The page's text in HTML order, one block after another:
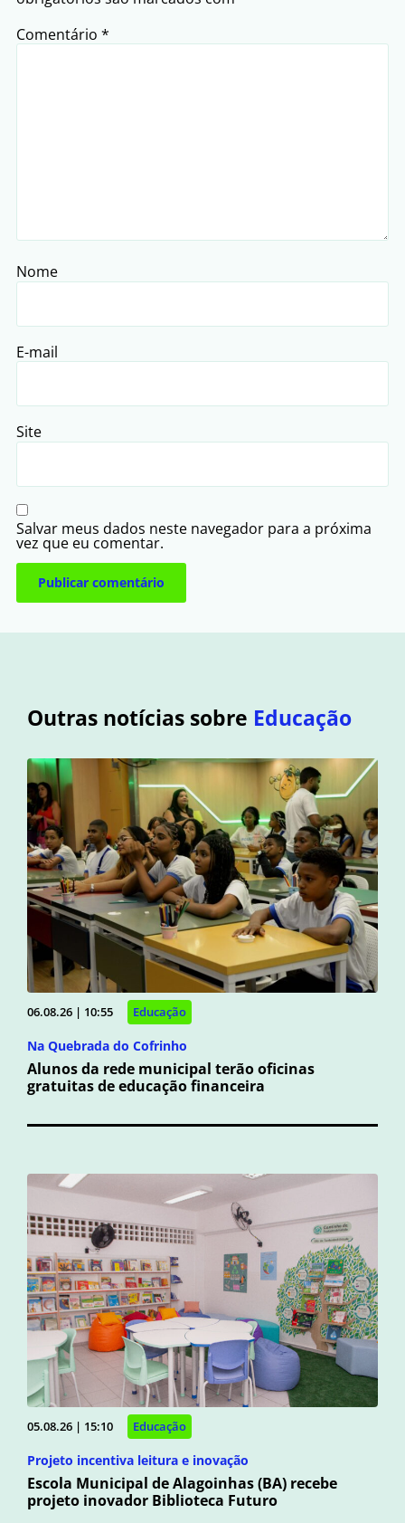
Comentário *
Nome
E-mail
Site
Salvar meus dados neste navegador para a próxima
vez que eu comentar.
Outras notícias sobre Educação
06.08.26 | 10:55 Educação
Na Quebrada do Cofrinho
Alunos da rede municipal terão oficinas
gratuitas de educação financeira
05.08.26 | 15:10 Educação
Projeto incentiva leitura e inovação
Escola Municipal de Alagoinhas (BA) recebe
projeto inovador Biblioteca Futuro